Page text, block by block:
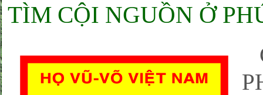
TÌM CỘI NGUỒN Ở